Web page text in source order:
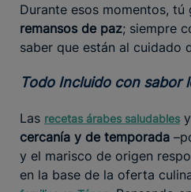
Durante esos momentos, tú
remansos de paz; siempre
saber que están al cuidado
Todo Incluido con sabor
Las recetas árabes saludables
cercanía y de temporada
y el marisco de origen
en la base de la oferta